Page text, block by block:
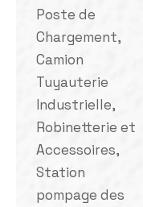
Poste de
Chargement,
Camion
Tuyauterie
Industrielle,
Robinetterie et
Accessoires,
Station
pompage des